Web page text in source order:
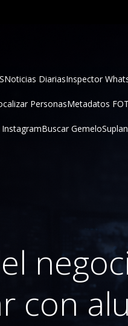
Noticias DiariasInspector
PersonasMetadatos
InstagramBuscar Gemelo
con